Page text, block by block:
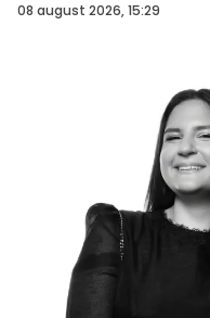
08 august 2026, 15:29